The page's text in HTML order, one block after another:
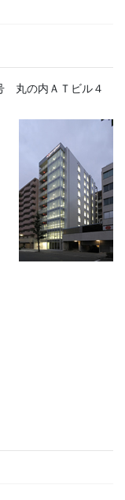
丸の内ＡＴビル４